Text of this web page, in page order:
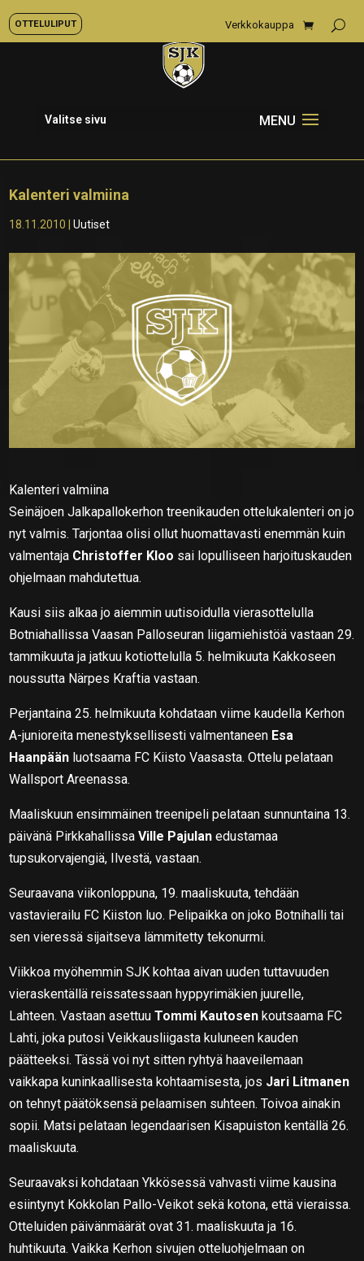
OTTELULIPUT Verkkokauppa
Valitse sivu
Kalenteri valmiina
18.11.2010 |Uutiset
Kalenteri valmiina
Seinäjoen Jalkapallokerhon treenikauden ottelukalenteri on jo
nyt valmis. Tarjontaa olisi ollut huomattavasti enemmän kuin
valmentaja Christoffer Kloo sai lopulliseen harjoituskauden
ohjelmaan mahdutettua.
Kausi siis alkaa jo aiemmin uutisoidulla vierasottelulla
Botniahallissa Vaasan Palloseuran liigamiehistöä vastaan 29.
tammikuuta ja jatkuu kotiottelulla 5. helmikuuta Kakkoseen
noussutta Närpes Kraftia vastaan.
Perjantaina 25. helmikuuta kohdataan viime kaudella Kerhon
A-junioreita menestyksellisesti valmentaneen Esa
Haanpään luotsaama FC Kiisto Vaasasta. Ottelu pelataan
Wallsport Areenassa.
Maaliskuun ensimmäinen treenipeli pelataan sunnuntaina 13.
päivänä PirkkahallissaVille Pajulan edustamaa
tupsukorvajengiä, Ilvestä, vastaan.
Seuraavana viikonloppuna, 19. maaliskuuta, tehdään
vastavierailu FC Kiiston luo. Pelipaikka on joko Botnihalli tai
sen vieressä sijaitseva lämmitetty tekonurmi.
Viikkoa myöhemmin SJK kohtaa aivan uuden tuttavuuden
vieraskentällä reissatessaan hyppyrimäkien juurelle,
Lahteen. Vastaan asettuuTommi Kautosen koutsaama FC
Lahti, joka putosi Veikkausliigasta kuluneen kauden
päätteeksi. Tässä voi nyt sitten ryhtyä haaveilemaan
vaikkapa kuninkaallisesta kohtaamisesta, jos Jari Litmanen
on tehnyt päätöksensä pelaamisen suhteen. Toivoa ainakin
sopii. Matsi pelataan legendaarisen Kisapuiston kentällä 26.
maaliskuuta.
Seuraavaksi kohdataan Ykkösessä vahvasti viime kausina
esiintynyt Kokkolan Pallo-Veikot sekä kotona, että vieraissa.
Otteluiden päivänmäärät ovat 31. maaliskuuta ja 16.
huhtikuuta. Vaikka Kerhon sivujen otteluohjelmaan on